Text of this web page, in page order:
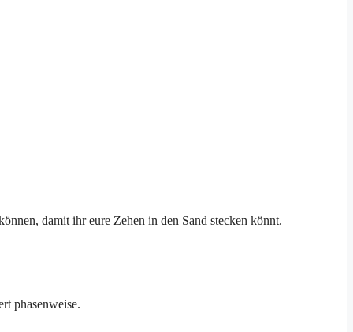
damit ihr eure Zehen in den Sand stecken könnt.
phasenweise.